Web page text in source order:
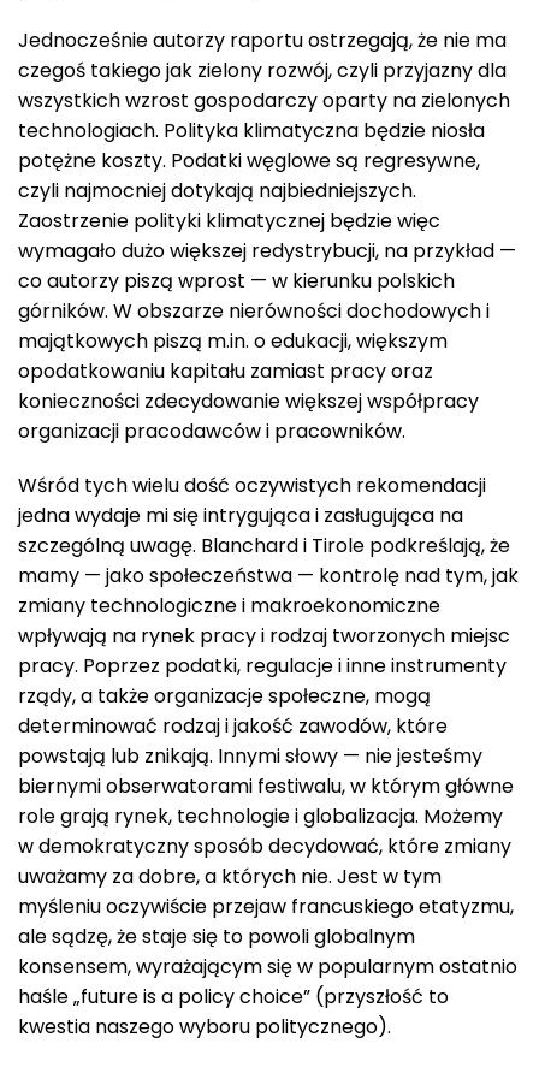
Jednocześnie autorzy raportu ostrzegają, że nie ma
czegoś takiego jak zielony rozwój, czyli przyjazny dla
wszystkich wzrost gospodarczy oparty na zielonych
technologiach. Polityka klimatyczna będzie niosła
potężne koszty. Podatki węglowe są regresywne,
czyli najmocniej dotykają najbiedniejszych.
Zaostrzenie polityki klimatycznej będzie więc
wymagało dużo większej redystrybucji, na przykład —
co autorzy piszą wprost — w kierunku polskich
górników. W obszarze nierówności dochodowych i
majątkowych piszą m.in. o edukacji, większym
opodatkowaniu kapitału zamiast pracy oraz
konieczności zdecydowanie większej współpracy
organizacji pracodawców i pracowników.
Wśród tych wielu dość oczywistych rekomendacji
jedna wydaje mi się intrygująca i zasługująca na
szczególną uwagę. Blanchard i Tirole podkreślają, że
mamy — jako społeczeństwa — kontrolę nad tym, jak
zmiany technologiczne i makroekonomiczne
wpływają na rynek pracy i rodzaj tworzonych miejsc
pracy. Poprzez podatki, regulacje i inne instrumenty
rządy, a także organizacje społeczne, mogą
determinować rodzaj i jakość zawodów, które
powstają lub znikają. Innymi słowy — nie jesteśmy
biernymi obserwatorami festiwalu, w którym główne
role grają rynek, technologie i globalizacja. Możemy
w demokratyczny sposób decydować, które zmiany
uważamy za dobre, a których nie. Jest w tym
myśleniu oczywiście przejaw francuskiego etatyzmu,
ale sądzę, że staje się to powoli globalnym
konsensem, wyrażającym się w popularnym ostatnio
haśle „future is a policy choice” (przyszłość to
kwestia naszego wyboru politycznego).